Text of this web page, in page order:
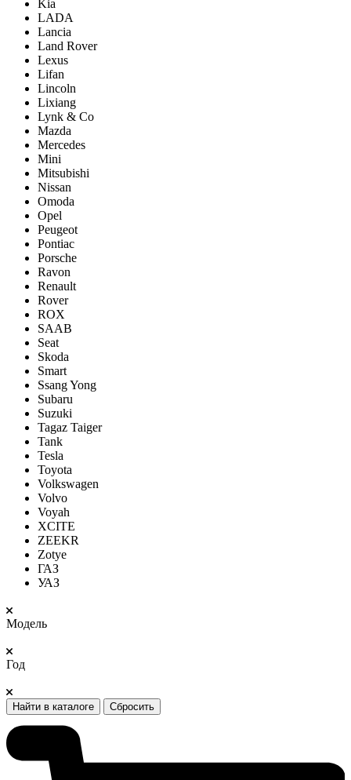
Kia
LADA
Lancia
Land Rover
Lexus
Lifan
Lincoln
Lixiang
Lynk & Co
Mazda
Mercedes
Mini
Mitsubishi
Nissan
Omoda
Opel
Peugeot
Pontiac
Porsсhe
Ravon
Renault
Rover
ROX
SAAB
Seat
Skoda
Smart
Ssang Yong
Subaru
Suzuki
Tagaz Taiger
Tank
Tesla
Toyota
Volkswagen
Volvo
Voyah
XCITE
ZEEKR
Zotye
ГАЗ
УАЗ
Модель
Год
Найти в каталоге Сбросить